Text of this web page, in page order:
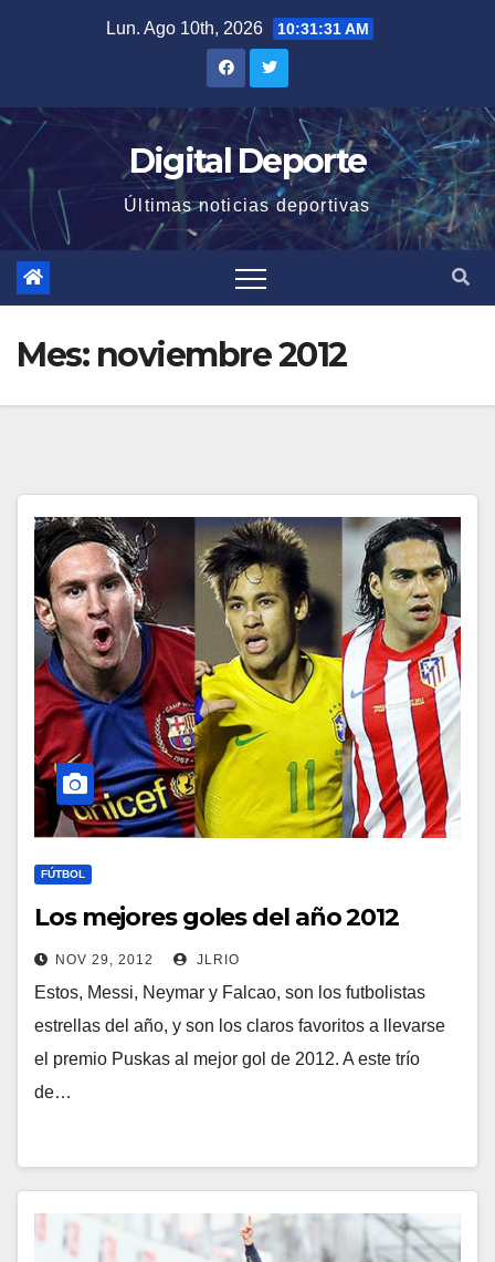
Lun. Ago 10th, 2026 10:31:32 AM
Digital Deporte
Últimas noticias deportivas
Mes: noviembre 2012
FÚTBOL
Los mejores goles del año 2012
NOV 29, 2012 JLRIO
Estos, Messi, Neymar y Falcao, son los futbolistas
estrellas del año, y son los claros favoritos a llevarse
el premio Puskas al mejor gol de 2012. A este trío
de…